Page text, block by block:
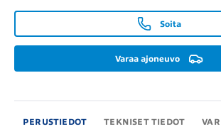
Soita
Varaa ajoneuvo
PERUSTIEDOT TEKNISET TIEDOT